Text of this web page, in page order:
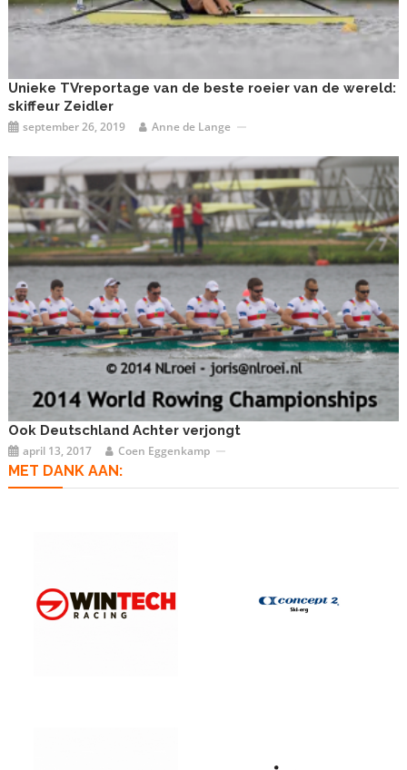
Unieke TVreportage van de beste roeier van de wereld:
skiffeur Zeidler
september 26, 2019 Anne de Lange
Ook Deutschland Achter verjongt
april 13, 2017 Coen Eggenkamp
MET DANK AAN: